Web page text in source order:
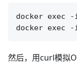
docker exec
然后，用curl模拟